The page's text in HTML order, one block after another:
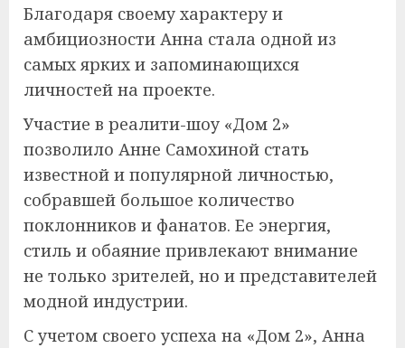
Благодаря своему характеру и
амбициозности Анна стала одной из
самых ярких и запоминающихся
личностей на проекте.
Участие в реалити-шоу «Дом 2»
позволило Анне Самохиной стать
известной и популярной личностью,
собравшей большое количество
поклонников и фанатов. Ее энергия,
стиль и обаяние привлекают внимание
не только зрителей, но и представителей
модной индустрии.
С учетом своего успеха на «Дом 2», Анна